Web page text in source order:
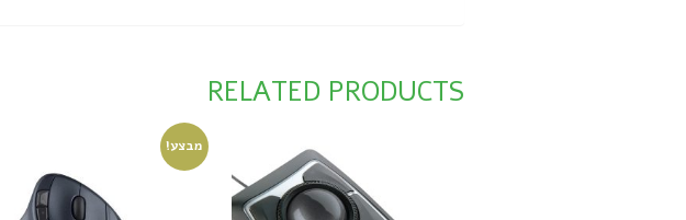
RELATED PRODUCTS
מבצע!